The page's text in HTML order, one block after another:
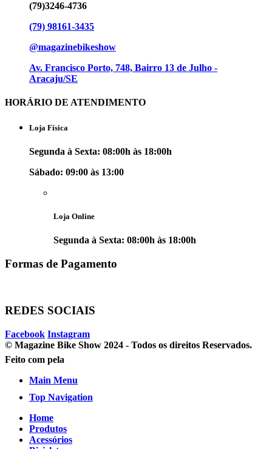
(79)3246-4736
(79) 98161-3435
@magazinebikeshow
⁠Av. Francisco Porto, 748, Bairro 13 de Julho -
Aracaju/SE
HORÁRIO DE ATENDIMENTO
Loja Física
Segunda à Sexta: 08:00h às 18:00h
Sábado: 09:00 às 13:00
Loja Online
Segunda à Sexta: 08:00h às 18:00h
Formas de Pagamento
REDES SOCIAIS
Facebook Instagram
© Magazine Bike Show 2024 - Todos os direitos Reservados.
Feito com pela
Main Menu
Top Navigation
Home
Produtos
Acessórios